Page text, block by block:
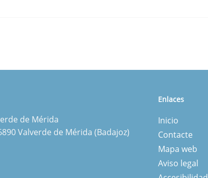
de Mérida
Valverde de Mérida (Badajoz)
Enlaces
Inicio
Contacte
Mapa web
Aviso legal